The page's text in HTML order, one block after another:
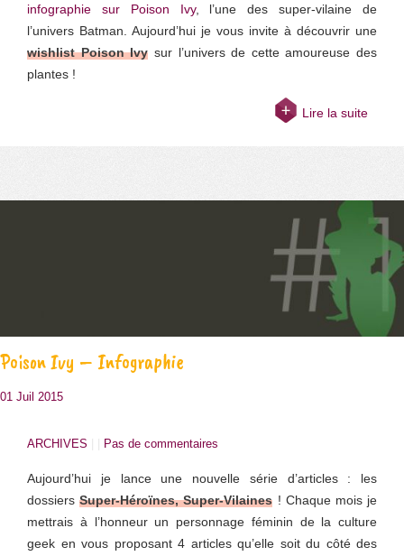
infographie sur Poison Ivy, l’une des super-vilaine de
l’univers Batman. Aujourd’hui je vous invite à découvrir une
wishlist Poison Ivy sur l’univers de cette amoureuse des
plantes !
Lire la suite
Poison Ivy – Infographie
01 Juil 2015
ARCHIVES Pas de commentaires
Aujourd’hui je lance une nouvelle série d’articles : les
dossiersSuper-Héroïnes, Super-Vilaines ! Chaque mois je
mettrais à l’honneur un personnage féminin de la culture
geek en vous proposant 4 articles qu’elle soit du côté des